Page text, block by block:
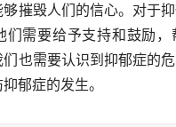
摧毁人们的信心。对于
们需要给予支持和鼓励
也需要认识到抑郁症的
郁症的发生。